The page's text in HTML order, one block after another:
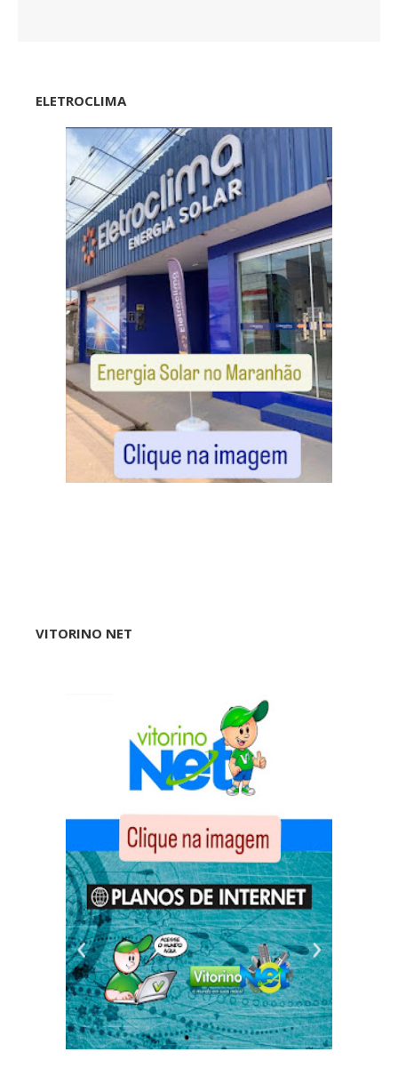
ELETROCLIMA
VITORINO NET